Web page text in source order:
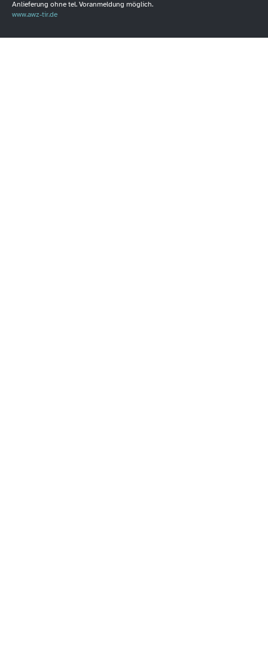
Anlieferung ohne tel. Voranmeldung möglich.
www.awz-tir.de